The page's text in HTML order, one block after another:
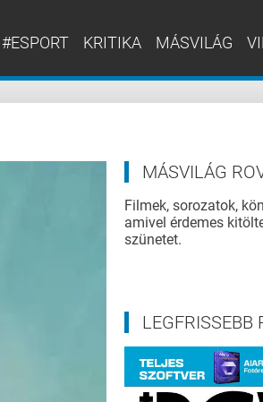
#ESPORT KRITIKA MÁSVILÁG
MÁSVILÁG
Filmek, sorozatok,
amivel érdemes
szünetet.
LEGFRISSEBB